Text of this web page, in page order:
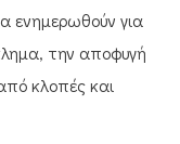
ενημερωθούν για
την αποφυγή
κλοπές και